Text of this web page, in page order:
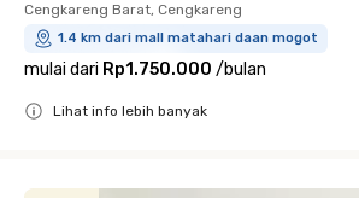
Cengkareng Barat, Cengkareng
1.4 km dari mall matahari daan mogot
mulai dari Rp1.750.000 /bulan
Lihat info lebih banyak